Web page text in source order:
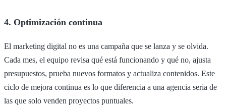
4. Optimización continua
El marketing digital no es una campaña que se lanza y se olvida.
Cada mes, el equipo revisa qué está funcionando y qué no, ajusta
presupuestos, prueba nuevos formatos y actualiza contenidos. Este
ciclo de mejora continua es lo que diferencia a una agencia seria de
las que solo venden proyectos puntuales.